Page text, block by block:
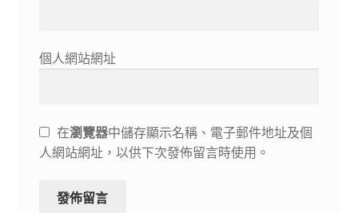
個人網站網址
在瀏覽器中儲存顯示名稱、電子郵件地址及個
人網站網址，以供下次發佈留言時使用。